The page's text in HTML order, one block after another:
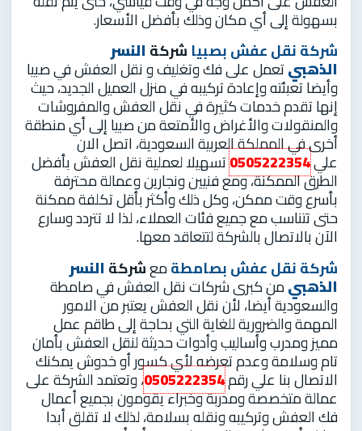
بسهولة إلى أي مكان وذلك بأفضل الأسعار.
شركة نقل عفش بصبيا شركة النسر
الذهبيتعمل على فك وتغليف و نقل العفش في صبيا
وأيضا تعبئته وإعادة تركيبه في منزل العميل الجديد، حيث
إنها تقدم خدمات كثيرة في نقل العفش والمفروشات
والمنقولات والأغراض والأمتعة من صبيا إلى أي منطقة
أخرى في المملكة العربية السعودية، اتصل الان
علي0505222354تسهيلا لعملية نقل العفش بأفضل
الطرق الممكنة، ومع فنيين ونجارين وعمالة محترفة
بأسرع وقت ممكن، وكل ذلك وأكثر بأقل تكلفة ممكنة
حتى تتناسب مع جميع فئات العملاء، لذا لا تتردد وسارع
الآن بالاتصال بالشركة لتتعاقد معها.
شركة نقل عفش بصامطةمعشركة النسر
الذهبيمن كبرى شركات نقل العفش في صامطة
والسعودية أيضا، لأن نقل العفش يعتبر من الامور
المهمة والضرورية للغاية التي بحاجة إلى طاقم عمل
مميز ومدرب وأساليب وأدوات حديثة لنقل العفش بأمان
تام وسلامة وعدم تعرضه لأي كسور أو خدوش يمكنك
الاتصال بنا علي رقم0505222354، وتعتمد الشركة على
عمالة متخصصة ومدربة وخبراء يقومون بجميع أعمال
فك العفش وتركيبه ونقله بسلامة، لذلك لا تقلق أبدا